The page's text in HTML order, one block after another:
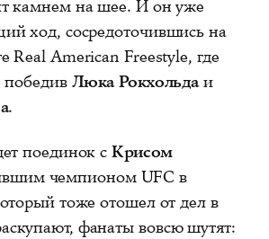
камнем на шее. И он уже
ход, сосредоточившись на
Real American Freestyle, где
победив Люка Рокхольдаи
.
поединок сКрисом
чемпионом UFC в
тоже отошел от дел в
фанаты вовсю шутят: